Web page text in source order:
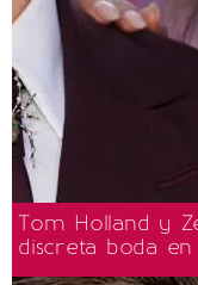
Tom Holland y
discreta boda